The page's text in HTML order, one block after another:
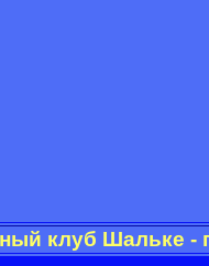
клуб Шальке -